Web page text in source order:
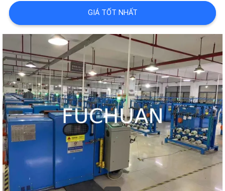
KIỂM
SOÁT
CHẤT
LƯỢNG
LIÊN
HỆ
TIN
TỨC
GIÁ TỐT NHẤT